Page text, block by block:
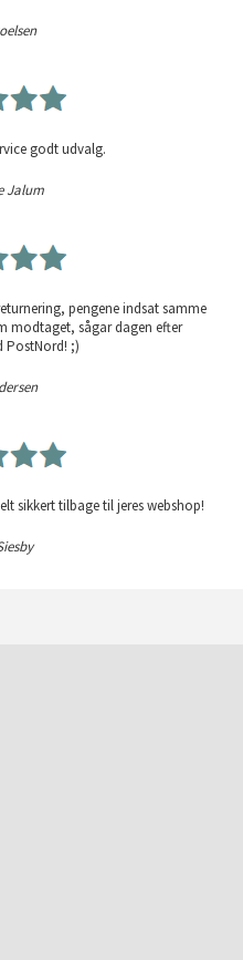
godt udvalg.
Jalum
pengene indsat samme
modtaget, sågar dagen efter
PostNord! ;)
sikkert tilbage til jeres webshop!